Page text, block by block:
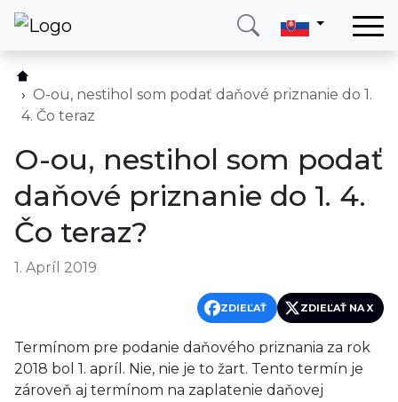
Služby
O nás
Blog
Kontakt
O-ou, nestihol som podať daňové priznanie do 1.
4. Čo teraz
O-ou, nestihol som podať
daňové priznanie do 1. 4.
Čo teraz?
1. Apríl 2019
ZDIEĽAŤ ZDIEĽAŤ NA X
Termínom pre podanie daňového priznania za rok
2018 bol 1. apríl. Nie, nie je to žart. Tento termín je
zároveň aj termínom na zaplatenie daňovej